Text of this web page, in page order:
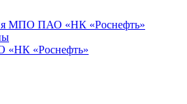
МПО ПАО «НК «Роснефть»
«Роснефть»